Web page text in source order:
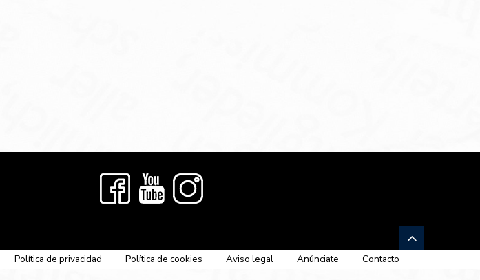
Política de privacidad Política de cookies Aviso legal Anúnciate Contacto